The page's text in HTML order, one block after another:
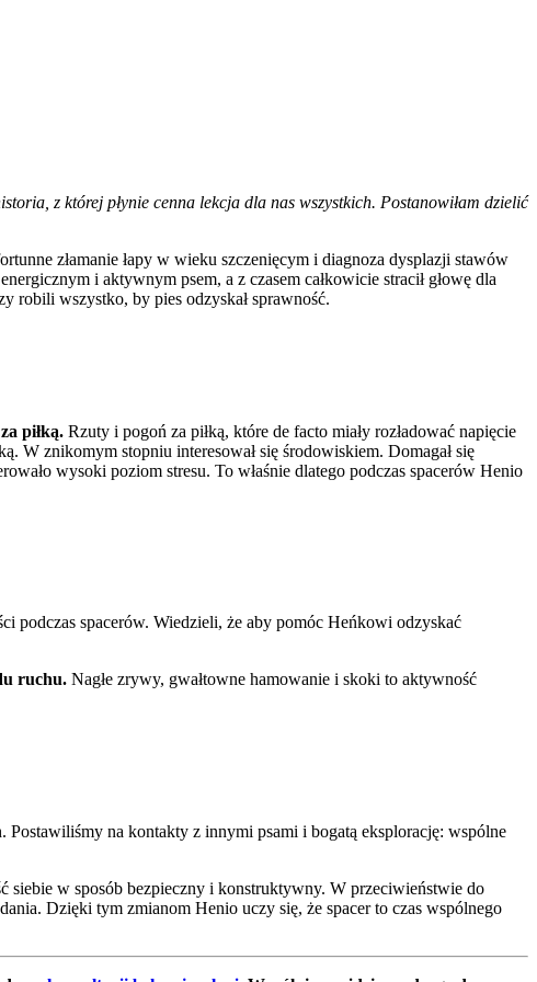
z której płynie cenna lekcja dla nas wszystkich. Postanowiłam dzielić
złamanie łapy w wieku szczenięcym i diagnoza dysplazji stawów
i aktywnym psem, a z czasem całkowicie stracił głowę dla
robili wszystko, by pies odzyskał sprawność.
piłką. Rzuty i pogoń za piłką, które de facto miały rozładować napięcie
W znikomym stopniu interesował się środowiskiem. Domagał się
wysoki poziom stresu. To właśnie dlatego podczas spacerów Henio
podczas spacerów. Wiedzieli, że aby pomóc Heńkowi odzyskać
ruchu. Nagłe zrywy, gwałtowne hamowanie i skoki to aktywność
Postawiliśmy na kontakty z innymi psami i bogatą eksplorację: wspólne
siebie w sposób bezpieczny i konstruktywny. W przeciwieństwie do
Dzięki tym zmianom Henio uczy się, że spacer to czas wspólnego